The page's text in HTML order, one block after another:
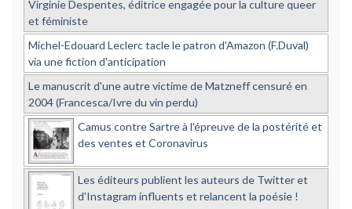
Virginie Despentes, éditrice engagée pour la culture queer
et féministe
Michel-Edouard Leclerc tacle le patron d'Amazon (F.Duval)
via une fiction d'anticipation
Le manuscrit d'une autre victime de Matzneff censuré en
2004 (Francesca/Ivre du vin perdu)
Camus contre Sartre à l'épreuve de la postérité et
des ventes et Coronavirus
Les éditeurs publient les auteurs de Twitter et
d'Instagram influents et relancent la poésie !